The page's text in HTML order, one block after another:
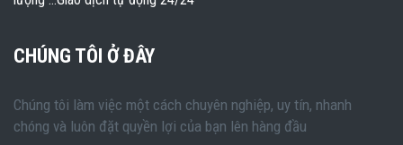
CHÚNG TÔI Ở ĐÂY
Chúng tôi làm việc một cách chuyên nghiệp, uy tín, nhanh
chóng và luôn đặt quyền lợi của bạn lên hàng đầu